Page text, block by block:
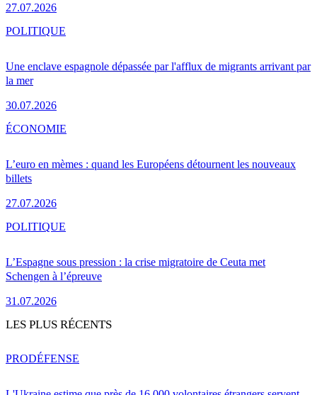
27.07.2026
Une enclave espagnole dépassée par l'afflux de migrants arrivant par
la mer
30.07.2026
POLITIQUE
L’euro en mèmes : quand les Européens détournent les nouveaux
billets
27.07.2026
ÉCONOMIE
L’Espagne sous pression : la crise migratoire de Ceuta met
Schengen à l’épreuve
31.07.2026
POLITIQUE
LES PLUS RÉCENTS
PRODÉFENSE